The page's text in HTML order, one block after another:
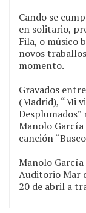
Cando se
en solitario,
Fila, o músico
novos
momento.
Gravados
(Madrid), “Mi
Manolo
canción
Manolo
Auditorio Mar
20 de abril a